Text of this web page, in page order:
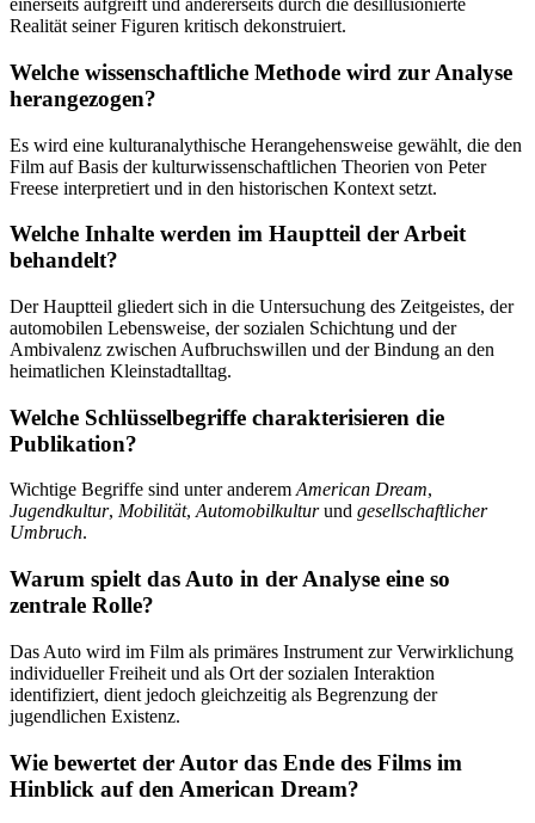
einerseits aufgreift und andererseits durch die desillusionierte
Realität seiner Figuren kritisch dekonstruiert.
Welche wissenschaftliche Methode wird zur Analyse
herangezogen?
Es wird eine kulturanalythische Herangehensweise gewählt, die den
Film auf Basis der kulturwissenschaftlichen Theorien von Peter
Freese interpretiert und in den historischen Kontext setzt.
Welche Inhalte werden im Hauptteil der Arbeit
behandelt?
Der Hauptteil gliedert sich in die Untersuchung des Zeitgeistes, der
automobilen Lebensweise, der sozialen Schichtung und der
Ambivalenz zwischen Aufbruchswillen und der Bindung an den
heimatlichen Kleinstadtalltag.
Welche Schlüsselbegriffe charakterisieren die
Publikation?
Wichtige Begriffe sind unter anderemAmerican Dream,
Jugendkultur, Mobilität,Automobilkulturund gesellschaftlicher
Umbruch.
Warum spielt das Auto in der Analyse eine so
zentrale Rolle?
Das Auto wird im Film als primäres Instrument zur Verwirklichung
individueller Freiheit und als Ort der sozialen Interaktion
identifiziert, dient jedoch gleichzeitig als Begrenzung der
jugendlichen Existenz.
Wie bewertet der Autor das Ende des Films im
Hinblick auf den American Dream?